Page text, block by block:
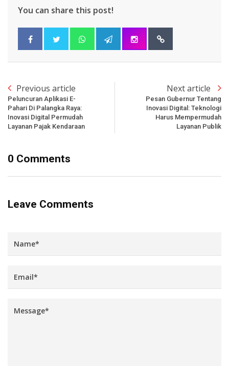
You can share this post!
Previous article
Peluncuran Aplikasi E-
Pahari Di Palangka Raya:
Inovasi Digital Permudah
Layanan Pajak Kendaraan
Next article
Pesan Gubernur Tentang
Inovasi Digital: Teknologi
Harus Mempermudah
Layanan Publik
0 Comments
Leave Comments